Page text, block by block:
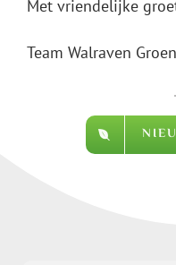
Met vriendelijke
Team Walraven